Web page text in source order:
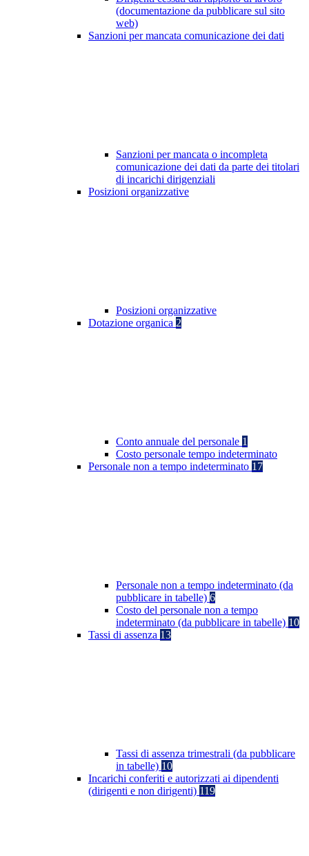
(documentazione da pubblicare sul sito
web)
Sanzioni per mancata comunicazione dei dati
Sanzioni per mancata o incompleta
comunicazione dei dati da parte dei titolari
di incarichi dirigenziali
Posizioni organizzative
Posizioni organizzative
Dotazione organica 2
Conto annuale del personale 1
Costo personale tempo indeterminato
Personale non a tempo indeterminato 17
Personale non a tempo indeterminato (da
pubblicare in tabelle) 6
Costo del personale non a tempo
indeterminato (da pubblicare in tabelle) 10
Tassi di assenza 13
Tassi di assenza trimestrali (da pubblicare
in tabelle) 10
Incarichi conferiti e autorizzati ai dipendenti
(dirigenti e non dirigenti) 119